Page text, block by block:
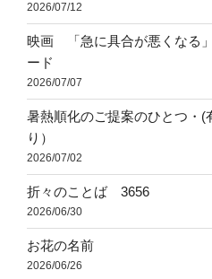
2026/07/12
映画 「急に具合が悪くなる
ード
2026/07/07
暑熱順化のご提案のひとつ・(
り）
2026/07/02
折々のことば 3656
2026/06/30
お花の名前
2026/06/26